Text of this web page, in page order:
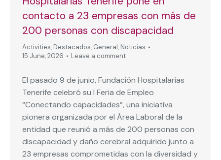
contacto a 23 empresas con más de
200 personas con discapacidad
Activities, Destacados, General, Noticias
15 June, 2026
Leave a comment
El pasado 9 de junio, Fundación Hospitalarias
Tenerife celebró su I Feria de Empleo
“Conectando capacidades”, una iniciativa
pionera organizada por el Área Laboral de la
entidad que reunió a más de 200 personas con
discapacidad y daño cerebral adquirido junto a
23 empresas comprometidas con la diversidad y